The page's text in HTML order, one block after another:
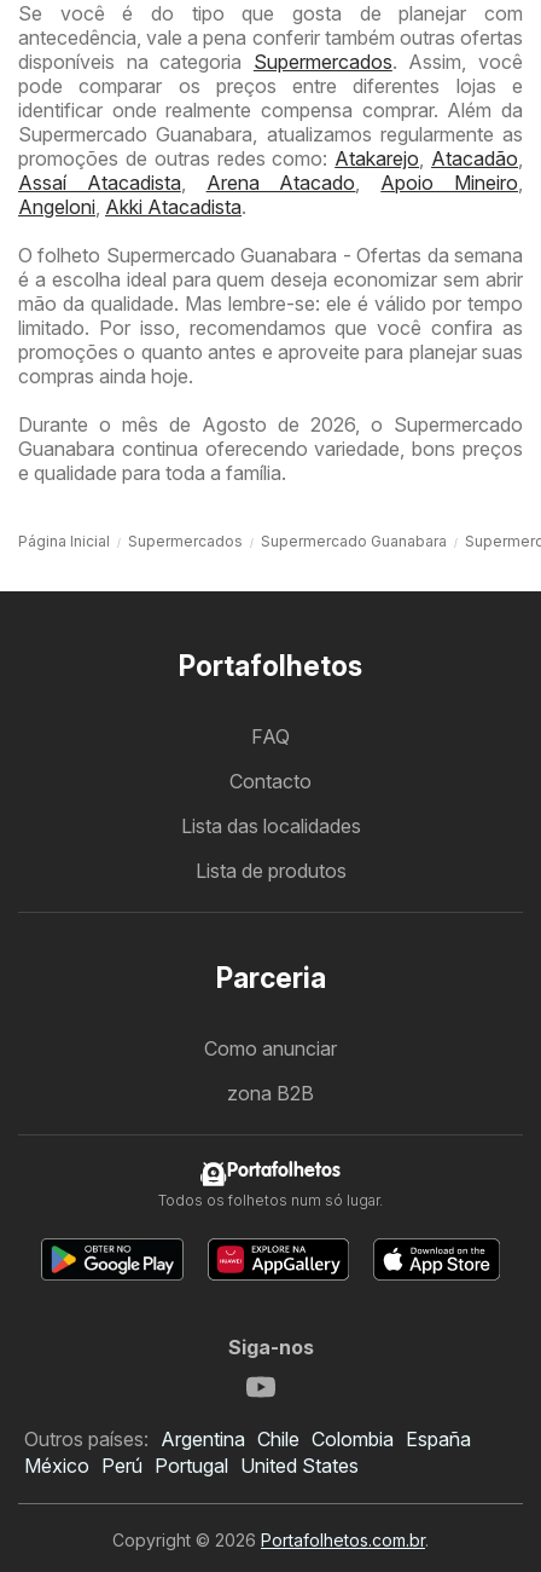
Se você é do tipo que gosta de planejar com
antecedência, vale a pena conferir também outras ofertas
disponíveis na categoria Supermercados. Assim, você
pode comparar os preços entre diferentes lojas e
identificar onde realmente compensa comprar. Além da
Supermercado Guanabara, atualizamos regularmente as
promoções de outras redes como: Atakarejo, Atacadão,
Assaí Atacadista, Arena Atacado, Apoio Mineiro,
Angeloni, Akki Atacadista.
O folheto Supermercado Guanabara - Ofertas da semana
é a escolha ideal para quem deseja economizar sem abrir
mão da qualidade. Mas lembre-se: ele é válido por tempo
limitado. Por isso, recomendamos que você confira as
promoções o quanto antes e aproveite para planejar suas
compras ainda hoje.
Durante o mês de Agosto de 2026, o Supermercado
Guanabara continua oferecendo variedade, bons preços
e qualidade para toda a família.
Página Inicial Supermercados Supermercado Guanabara
Portafolhetos
FAQ
Contacto
Lista das localidades
Lista de produtos
Parceria
Como anunciar
zona B2B
Portafolhetos
Todos os folhetos num só lugar.
Siga-nos
Outros países: Argentina Chile Colombia España
México Perú Portugal United States
Copyright © 2026 Portafolhetos.com.br.